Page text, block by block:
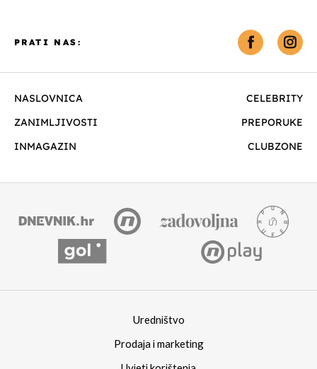
NASLOVNICA
CELEBRITY
ZANIMLJIVOSTI
PREPORUKE
INMAGAZIN
CLUBZONE
PRATI NAS:
Uredništvo
Prodaja i marketing